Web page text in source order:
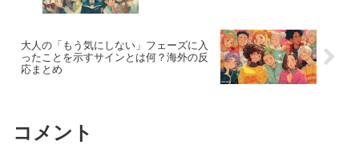
大人の「もう気にしない」フェーズに入
ったことを示すサインとは何？海外の反
応まとめ
コメント